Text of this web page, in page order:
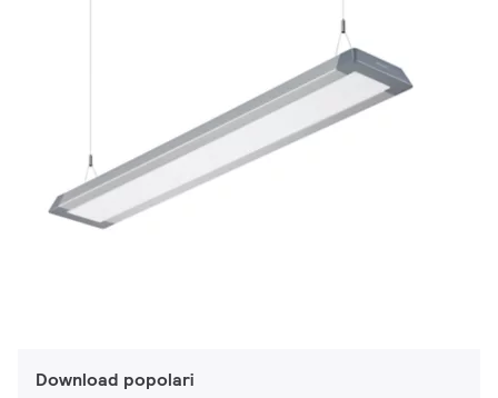
Download popolari